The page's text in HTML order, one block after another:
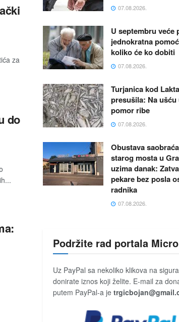
za
do
07.08.2026.
U septembru veće
jednokratna
koliko će ko dobiti
07.08.2026.
Turjanica kod
presušila: Na ušću
pomor ribe
07.08.2026.
Obustava
starog mosta u
uzima danak:
pekare bez posla
radnika
07.08.2026.
Podržite rad portala
Uz PayPal sa nekoliko klikova na
donirate iznos koji želite. E-mail za
putem PayPal-a je